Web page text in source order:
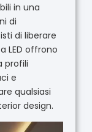
in una
di
di liberare
LED offrono
profili
e
qualsiasi
design.